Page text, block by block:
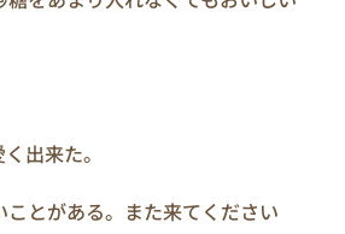
出来た。
ことがある。また来てください